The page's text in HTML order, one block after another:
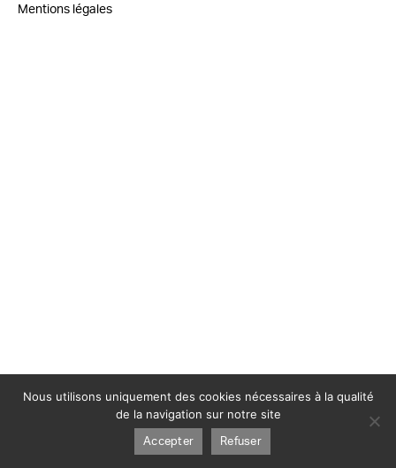
Mentions légales
Nous utilisons uniquement des cookies nécessaires à la qualité
de la navigation sur notre site
Accepter Refuser